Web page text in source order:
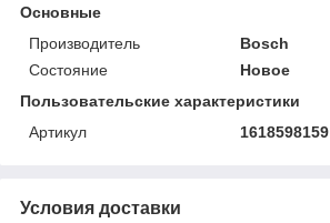
Основные
Производитель
Bosch
Состояние
Новое
Пользовательские характеристики
Артикул
1618598159
Условия доставки